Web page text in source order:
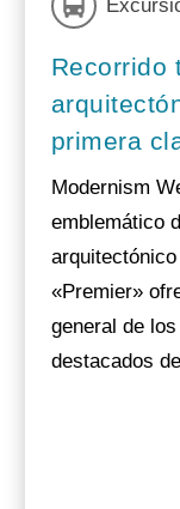
Recorrido
primera
Modernism
emblemático
«Premier»
general de
destacados